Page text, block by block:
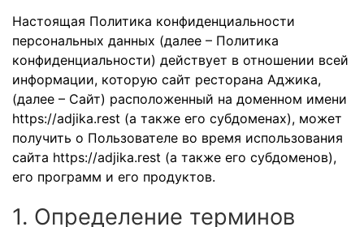
Настоящая Политика конфиденциальности
персональных данных (далее – Политика
конфиденциальности) действует в отношении всей
информации, которую сайт ресторана Аджика,
(далее – Сайт) расположенный на доменном имени
https://adjika.rest (а также его субдоменах), может
получить о Пользователе во время использования
сайта https://adjika.rest (а также его субдоменов),
его программ и его продуктов.
1. Определение терминов